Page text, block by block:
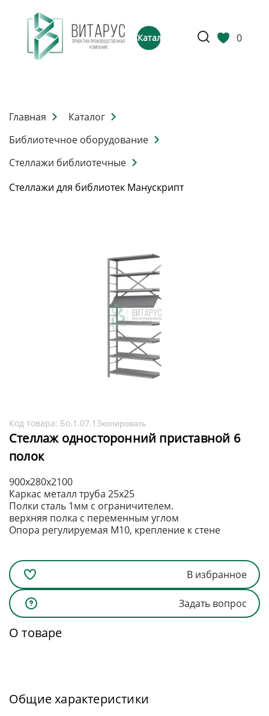
Каталог 0
Главная
Каталог
Библиотечное оборудование
Стеллажи библиотечные
Стеллажи для библиотек Манускрипт
Код товара: Бо.1.07.13копировать
Стеллаж односторонний приставной 6
полок
Каркас металл труба 25х25
Полки сталь 1мм с ограничителем.
верхняя полка с переменным углом
Опора регулируемая М10, крепление к стене
900х280х2100
В избранное
Задать вопрос
О товаре
Общие характеристики